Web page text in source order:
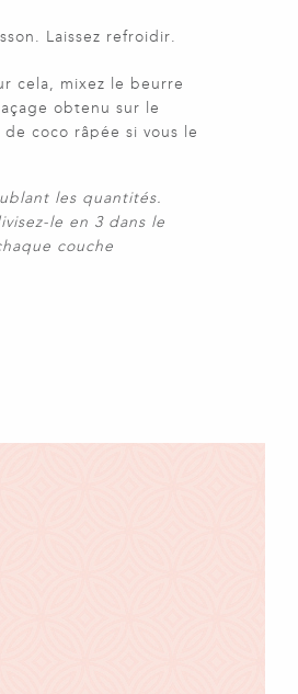
Laissez refroidir.
cela, mixez le beurre
obtenu sur le
coco râpée si vous le
les quantités.
le en 3 dans le
couche